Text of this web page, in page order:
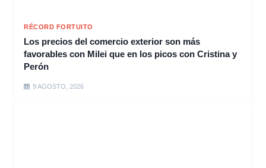
RÉCORD FORTUITO
Los precios del comercio exterior son más
favorables con Milei que en los picos con Cristina y
Perón
9 AGOSTO, 2026